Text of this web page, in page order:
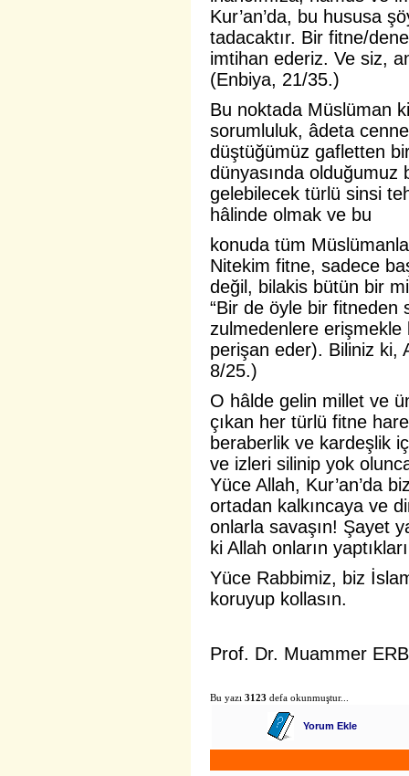
Kur’an’da, bu hususa
tadacaktır. Bir fitne/
imtihan ederiz. Ve siz,
(Enbiya, 21/35.)
Bu noktada Müslüman
sorumluluk, âdeta
düştüğümüz gafletten
dünyasında olduğumuz
gelebilecek türlü sinsi
hâlinde olmak ve bu
konuda tüm
Nitekim fitne, sadece
değil, bilakis bütün bir
“Bir de öyle bir fitneden
zulmedenlere
perişan eder). Biliniz ki,
8/25.)
O hâlde gelin millet ve
çıkan her türlü fitne
beraberlik ve kardeşlik
ve izleri silinip yok
Yüce Allah, Kur’an’da
ortadan kalkıncaya ve
onlarla savaşın! Şayet
ki Allah onların
Yüce Rabbimiz, biz
koruyup kollasın.
Prof. Dr. Muammer
Bu yazı 3123 defa okunmuştur...
Yorum Ekle